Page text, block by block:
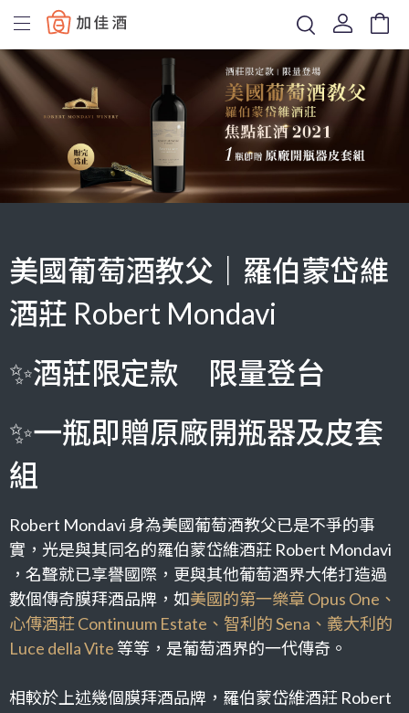
Baccus
美國葡萄酒教父｜羅伯蒙岱維
酒莊 Robert Mondavi
✨酒莊限定款 限量登台
✨一瓶即贈原廠開瓶器及皮套
組
Robert Mondavi 身為美國葡萄酒教父已是不爭的事
實，光是與其同名的羅伯蒙岱維酒莊 Robert Mondavi
，名聲就已享譽國際，更與其他葡萄酒界大佬打造過
數個傳奇膜拜酒品牌，如美國的第一樂章 Opus One、
心傳酒莊 Continuum Estate、智利的 Sena、義大利的
Luce della Vite 等等，是葡萄酒界的一代傳奇。
相較於上述幾個膜拜酒品牌，羅伯蒙岱維酒莊 Robert